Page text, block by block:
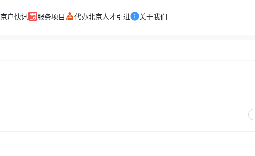
京户快讯 服务项目 代办北京人才引进 关于我们